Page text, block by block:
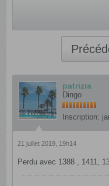
patrizia
Dingo
Inscription:
21 juillet 2019, 19h14
Perdu avec 1388 , 1411,